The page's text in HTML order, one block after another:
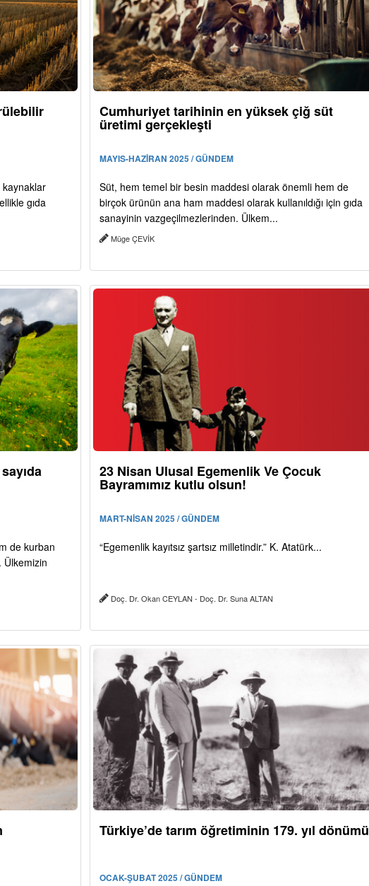
kaynaklar
gıda
Cumhuriyet tarihinin en yüksek çiğ süt
üretimi gerçekleşti
MAYIS-HAZİRAN 2025 / GÜNDEM
Süt, hem temel bir besin maddesi olarak önemli hem de
birçok ürünün ana ham maddesi olarak kullanıldığı için gıda
sanayinin vazgeçilmezlerinden. Ülkem...
Müge ÇEVİK
de kurban
Ülkemizin
23 Nisan Ulusal Egemenlik Ve Çocuk
Bayramımız kutlu olsun!
MART-NİSAN 2025 / GÜNDEM
“Egemenlik kayıtsız şartsız milletindir.” K. Atatürk...
Doç. Dr. Okan CEYLAN - Doç. Dr. Suna ALTAN
Türkiye’de tarım öğretiminin 179. yıl dönümü
OCAK-ŞUBAT 2025 / GÜNDEM